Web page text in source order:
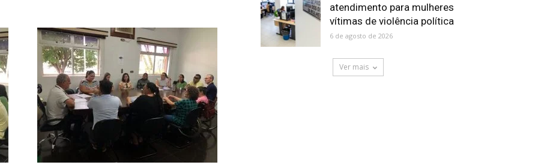
atendimento para mulheres
vítimas de violência política
6 de agosto de 2026
Ver mais